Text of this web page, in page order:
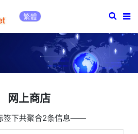
繁體
网上商店
下共聚合2条信息――